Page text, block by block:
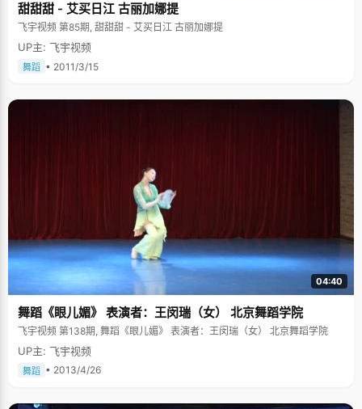
甜甜甜 - 艾买日江 古丽加娜提
飞宇视频 第85期, 甜甜甜 - 艾买日江 古丽加娜提
UP主: 飞宇视频
舞蹈 • 2011/3/15
04:40
舞蹈《眼儿媚》 表演者：王闵瑞（女） 北京舞蹈学院
飞宇视频 第138期, 舞蹈《眼儿媚》 表演者：王闵瑞（女） 北京舞蹈学院
UP主: 飞宇视频
舞蹈 • 2013/4/26